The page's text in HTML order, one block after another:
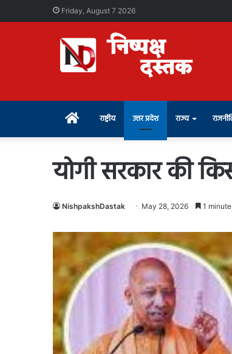
Friday, August 7 2026
Home राष्ट्रीय उत्तर प्रदेश राज्य
योगी सरकार की
NishpakshDastak May 28, 2026 1